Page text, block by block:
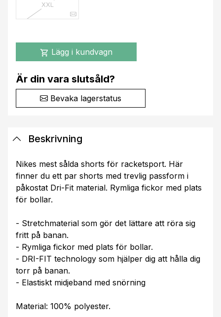
XXL
shopping_cart Lägg i kundvagn
Är din vara slutsåld?
Bevaka lagerstatus
Beskrivning
Nikes mest sålda shorts för racketsport. Här
finner du ett par shorts med trevlig passform i
påkostat Dri-Fit material. Rymliga fickor med plats
för bollar.
- Stretchmaterial som gör det lättare att röra sig
fritt på banan.
- Rymliga fickor med plats för bollar.
- DRI-FIT technology som hjälper dig att hålla dig
torr på banan.
- Elastiskt midjeband med snörning
Material: 100% polyester.